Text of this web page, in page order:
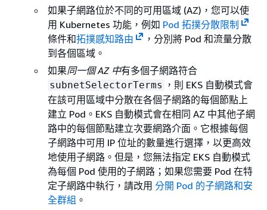
如果子網路位於不同的可用區域 (AZ)，您可以使
用 Kubernetes 功能，例如 Pod 拓撲分散限制
條件和拓撲感知路由
，分別將 Pod 和流量分散
到各個區域。
如果同一個 AZ 中有多個子網路符合
subnetSelectorTerms ，則 EKS 自動模式會
在該可用區域中分散在各個子網路的每個節點上
建立 Pod。EKS 自動模式會在相同 AZ 中其他子網
路中的每個節點建立次要網路介面。它根據每個
子網路中可用 IP 位址的數量進行選擇，以更高效
地使用子網路。但是，您無法指定 EKS 自動模式
為每個 Pod 使用的子網路；如果您需要 Pod 在特
定子網路中執行，請改用 分開 Pod 的子網路和安
全群組 。